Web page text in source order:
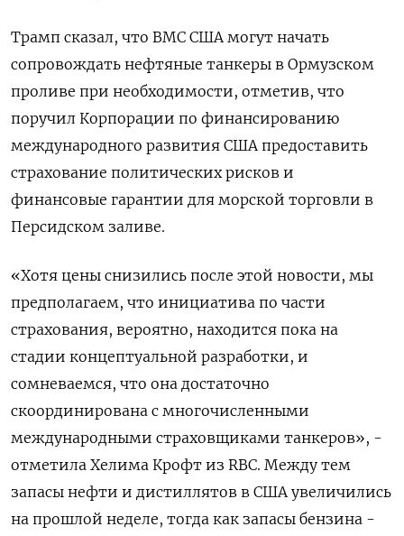
Трамп сказал, что ВМС США могут начать
сопровождать нефтяные танкеры в Ормузском
проливе при необходимости, отметив, что
поручил Корпорации по финансированию
международного развития США предоставить
страхование политических рисков и
финансовые гарантии для морской торговли в
Персидском заливе.
«Хотя цены снизились после ​этой новости, мы
предполагаем, что инициатива ⁠по части
страхования, вероятно, находится пока на
стадии концептуальной разработки, и
сомневаемся, что она достаточно
скоординирована с многочисленными
международными страховщиками танкеров», -
‌отметила Хелима Крофт из RBC. Между тем
запасы нефти и дистиллятов в США ‌увеличились
на прошлой неделе, тогда как запасы бензина -